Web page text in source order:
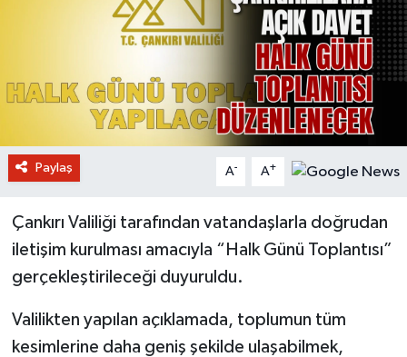
Paylaş A- A+
Çankırı Valiliği tarafından vatandaşlarla doğrudan
iletişim kurulması amacıyla “Halk Günü Toplantısı”
gerçekleştirileceği duyuruldu.
Valilikten yapılan açıklamada, toplumun tüm
kesimlerine daha geniş şekilde ulaşabilmek,